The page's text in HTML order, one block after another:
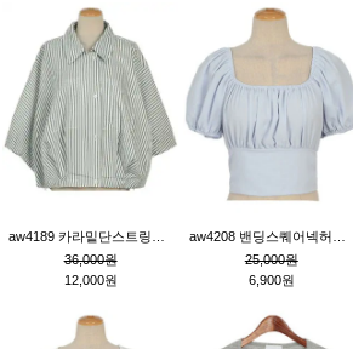
36,000원
12,000원
25,000원
6,900원